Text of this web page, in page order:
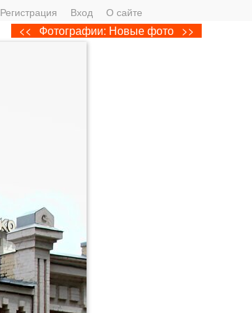
Регистрация Вход О сайте
<< Фотографии: Новые фото >>